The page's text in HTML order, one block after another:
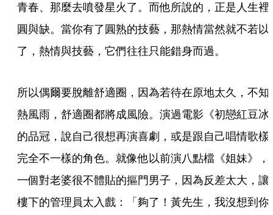
青春、那麼去噴發星火了。而他所說的，正是人生裡
圓與缺。當你有了圓熟的技藝，那熱情當然就不若以
了，熱情與技藝，它們往往只能錯身而過。
所以偶爾要脫離舒適圈，因為若待在原地太久，不知
熱風雨，舒適圈都將成風險。演過電影《初戀紅豆冰
的品冠，說自己很想再演喜劇，或是跟自己唱情歌樣
完全不一樣的角色。就像他以前演八點檔《姐妹》，
一個對老婆很不體貼的摳門男子，因為反差太大，讓
樓下的管理員太入戲：「夠了！黃先生，我沒想到你